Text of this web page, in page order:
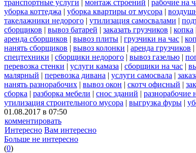
транспортные услуги | монтаж строений | рабочие на
уборка коттеджа | уборка квартиры от мусора |
такелажники недорого | утилизация самосвалами |
сборщиков | вывоз батарей | заказать грузчиков | копка
аренда сборщиков | вывоз плиты | грузчики на час |
нанять сборщиков | вывоз колонки | аренда грузчиков |
спецтехники | сборщики недорого | вывоз газелью |
перевозка стенки | услуги камаза | сборщики на час |
малярный | перевозка дивана | услуги самосвала |
нанять разнорабочих | вывоз окон | скотч офисный |
сборка | разборка мебели | снос зданий | разнорабочие
утилизация строительного мусора | выгрузка фуры |
01.08.2017 в 07:50
комментировать
Интересно Вам интересно
Больше не интересно
(0)